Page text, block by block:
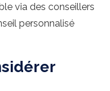
via des conseillers
personnalisé